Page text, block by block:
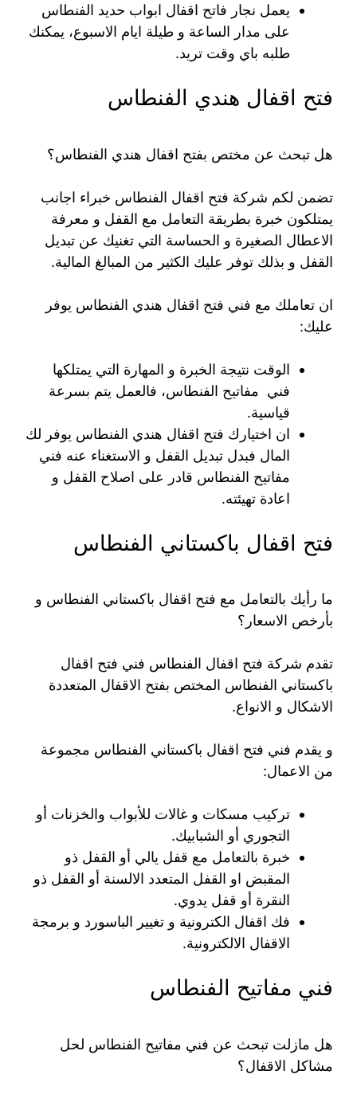
يعمل نجار فاتح اقفال ابواب حديد الفنطاس
على مدار الساعة و طيلة ايام الاسبوع، يمكنك
طلبه باي وقت تريد.
فتح اقفال هندي الفنطاس
هل تبحث عن مختص بفتح اقفال هندي الفنطاس؟
تضمن لكم شركة فتح اقفال الفنطاس خبراء اجانب
يمتلكون خبرة بطريقة التعامل مع القفل و معرفة
الاعطال الصغيرة و الحساسة التي تغنيك عن تبديل
القفل و بذلك توفر عليك الكثير من المبالغ المالية.
ان تعاملك مع فني فتح اقفال هندي الفنطاس يوفر
عليك:
الوقت نتيجة الخبرة و المهارة التي يمتلكها
فني مفاتيح الفنطاس، فالعمل يتم بسرعة
قياسية.
ان اختيارك فتح اقفال هندي الفنطاس يوفر لك
المال فبدل تبديل القفل و الاستغناء عنه فني
مفاتيح الفنطاس قادر على اصلاح القفل و
اعادة تهيئته.
فتح اقفال باكستاني الفنطاس
ما رأيك بالتعامل مع فتح اقفال باكستاني الفنطاس و
بأرخص الاسعار؟
تقدم شركة فتح اقفال الفنطاس فني فتح اقفال
باكستاني الفنطاس المختص بفتح الاقفال المتعددة
الاشكال و الانواع.
و يقدم فني فتح اقفال باكستاني الفنطاس مجموعة
من الاعمال:
تركيب مسكات و غالات للأبواب والخزنات أو
التجوري أو الشبابيك.
خبرة بالتعامل مع قفل يالي أو القفل ذو
المقبض او القفل المتعدد الالسنة أو القفل ذو
النقرة أو قفل يدوي.
فك اقفال الكترونية و تغيير الباسورد و برمجة
الاقفال الالكترونية.
فني مفاتيح الفنطاس
هل مازلت تبحث عن فني مفاتيح الفنطاس لحل
مشاكل الاقفال؟